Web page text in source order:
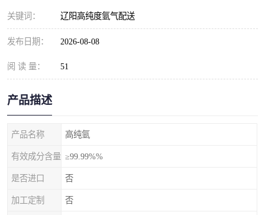
关键词： 辽阳高纯度氩气配送
发布日期： 2026-08-08
阅 读 量： 51
产品描述
产品名称 高纯氩
有效成分含量 ≥99.99%%
是否进口 否
加工定制 否